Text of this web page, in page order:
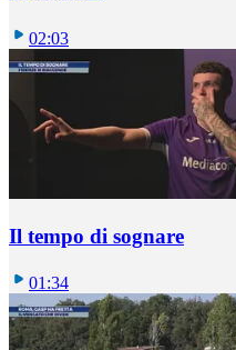
02:03
Il tempo di sognare
01:34